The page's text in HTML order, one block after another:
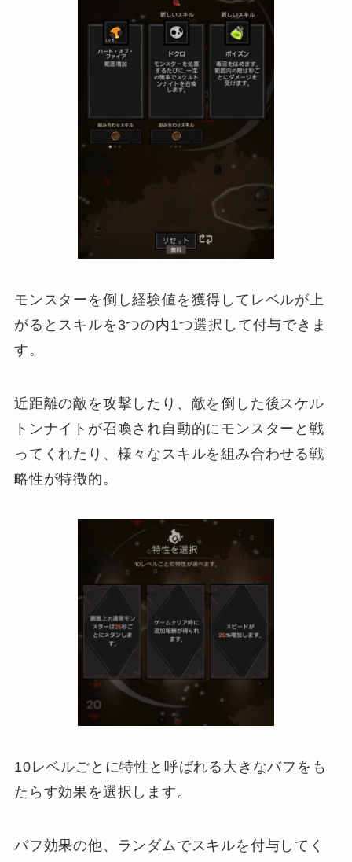
モンスターを倒し経験値を獲得してレベルが上
がるとスキルを3つの内1つ選択して付与できま
す。
近距離の敵を攻撃したり、敵を倒した後スケル
トンナイトが召喚され自動的にモンスターと戦
ってくれたり、様々なスキルを組み合わせる戦
略性が特徴的。
10レベルごとに特性と呼ばれる大きなバフをも
たらす効果を選択します。
バフ効果の他、ランダムでスキルを付与してく